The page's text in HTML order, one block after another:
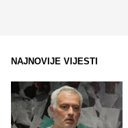
NAJNOVIJE VIJESTI